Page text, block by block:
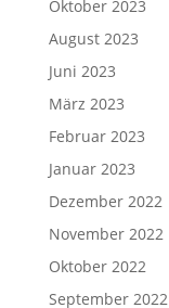
Oktober 2023
August 2023
Juni 2023
März 2023
Februar 2023
Januar 2023
Dezember 2022
November 2022
Oktober 2022
September 2022